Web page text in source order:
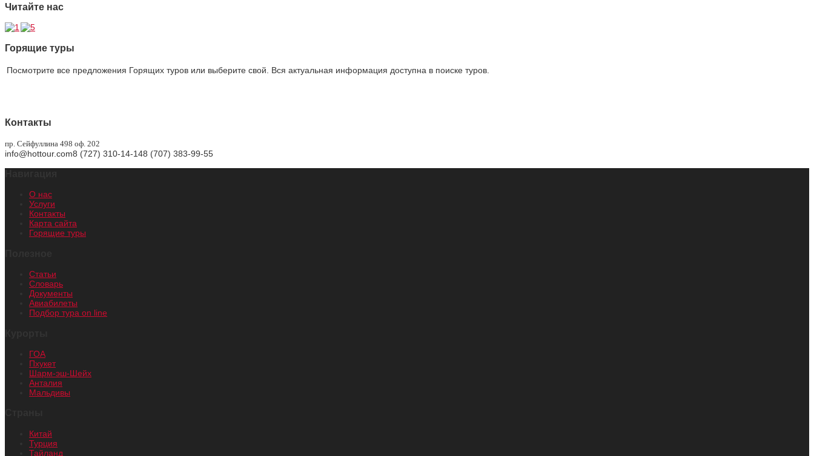
Читайте нас
Горящие туры
Посмотрите все предложения Горящих туров или выберите свой. Вся актуальная информация доступна в поиске туров.
Контакты
пр. Сейфуллина 498 оф. 202
info@hottour.com8 (727) 310-14-148 (707) 383-99-55
О нас
Услуги
Контакты
Карта сайта
Горящие туры
Статьи
Словарь
Документы
Авиабилеты
Подбор тура on line
ГОА
Пхукет
Шарм-эш-Шейх
Анталия
Мальдивы
Китай
Турция
Тайланд